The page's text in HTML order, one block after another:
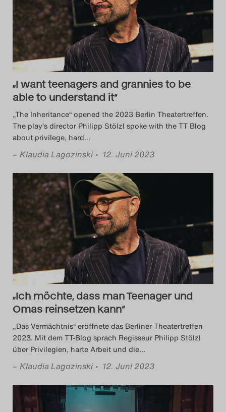
Das Theatertreffen-Blog
2014
Das Theatertreffen-Blog
2015
Das Theatertreffen-Blog
2016
Das Theatertreffen-Blog
2017
Das Theatertreffen-Blog
2018
Das Theatertreffen-Blog
2018 Alumni
Das Theatertreffen-Blog
2019
Das Theatertreffen-Blog
2020
Das Theatertreffen-Blog
2021
„I want teenagers and grannies to be
able to understand it“
„The Inheritance“ opened the 2023 Berlin Theatertreffen.
The play’s director Philipp Stölzl spoke with the TT Blog
about privilege, hard…
– Klaudia Lagozinski • 12. Juni 2023
„Ich möchte, dass man Teenager und
Omas reinsetzen kann“
„Das Vermächtnis“ eröffnete das Berliner Theatertreffen
2023. Mit dem TT-Blog sprach Regisseur Philipp Stölzl
über Privilegien, harte Arbeit und die…
– Klaudia Lagozinski • 12. Juni 2023